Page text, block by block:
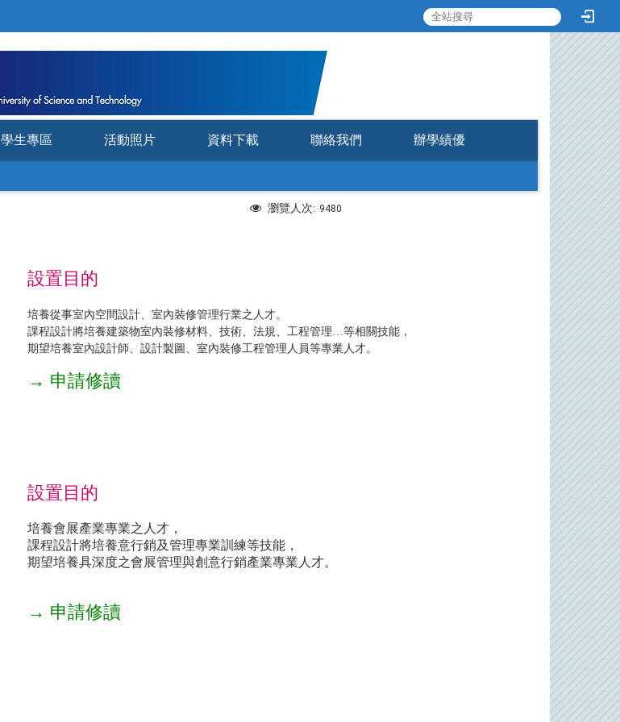
學生專區 活動照片 資料下載 聯絡我們 辦學績優
瀏覽人次: 9480
設置目的
培養從事室內空間設計、室內裝修管理行業之人才。
課程設計將培養建築物室內裝修材料、技術、法規、工程管理…等相關技能，
期望培養室內設計師、設計製圖、室內裝修工程管理人員等專業人才。
→ 申請修讀
設置目的
培養會展產業專業之人才，
課程設計將培養意行銷及管理專業訓練等技能，
期望培養具深度之會展管理與創意行銷產業專業人才。
→ 申請修讀